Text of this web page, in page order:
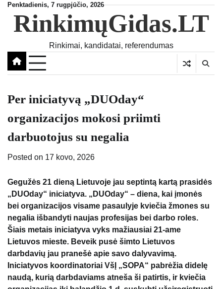
Skip
content
Penktadienis, 7 rugpjūčio, 2026
RinkimųGidas.LT
Rinkimai, kandidatai, referendumas
Per iniciatyvą „DUOday“
organizacijos mokosi priimti
darbuotojus su negalia
Posted on 17 kovo, 2026
Gegužės 21 dieną Lietuvoje jau septintą kartą prasidės
„DUOday“ iniciatyva. „DUOday“ – diena, kai įmonės
bei organizacijos visame pasaulyje kviečia žmones su
negalia išbandyti naujas profesijas bei darbo roles.
Šiais metais iniciatyva vyks mažiausiai 21-ame
Lietuvos mieste. Beveik pusė šimto Lietuvos
darbdavių jau pranešė apie savo dalyvavimą.
Iniciatyvos koordinatoriai VšĮ „SOPA“ pabrėžia didelę
naudą, kurią darbdaviams atneša ši patirtis, ir kviečia